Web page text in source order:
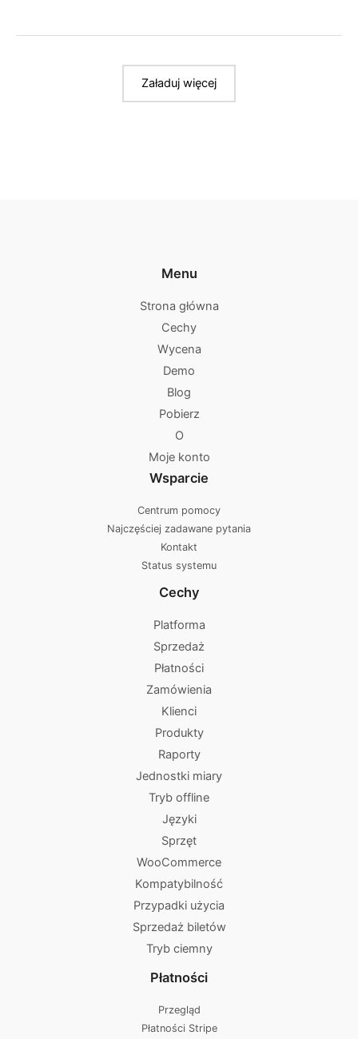
Załaduj więcej
Menu
Strona główna
Cechy
Wycena
Demo
Blog
Pobierz
O
Moje konto
Wsparcie
Centrum pomocy
Najczęściej zadawane pytania
Kontakt
Status systemu
Cechy
Platforma
Sprzedaż
Płatności
Zamówienia
Klienci
Produkty
Raporty
Jednostki miary
Tryb offline
Języki
Sprzęt
WooCommerce
Kompatybilność
Przypadki użycia
Sprzedaż biletów
Tryb ciemny
Płatności
Przegląd
Płatności Stripe